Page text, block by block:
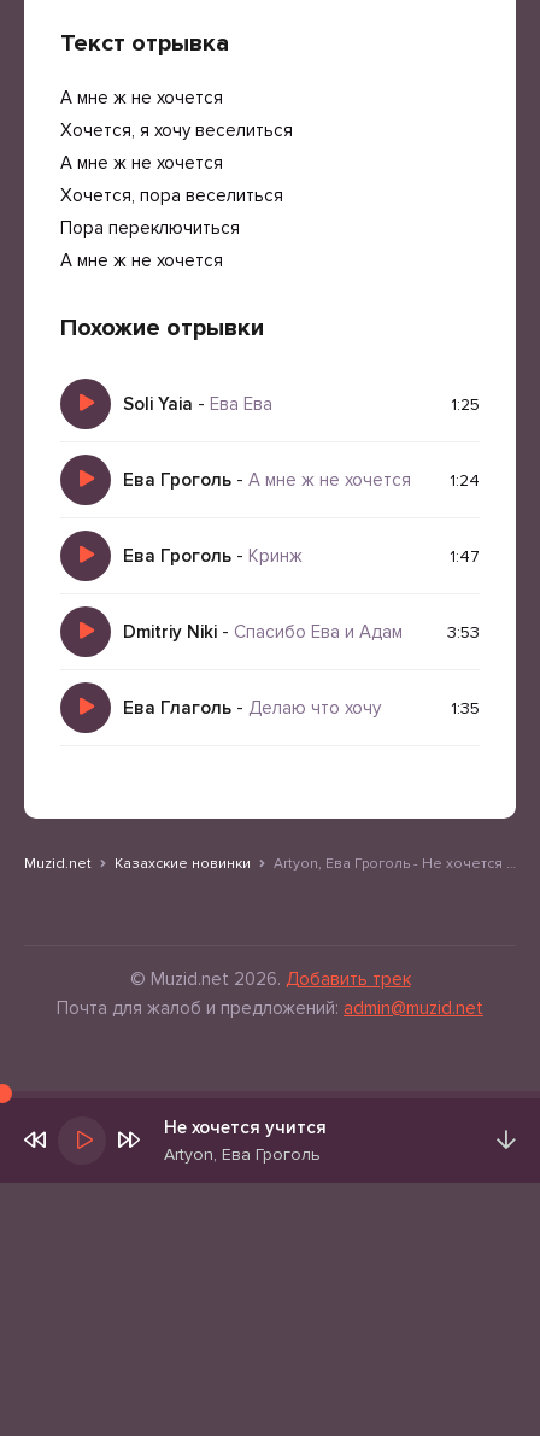
Текст отрывка
А мне ж не хочется
Хочется, я хочу веселиться
А мне ж не хочется
Хочется, пора веселиться
Пора переключиться
А мне ж не хочется
Похожие отрывки
Soli Yaia - Ева Ева 1:25
Ева Гроголь - А мне ж не хочется 1:24
Ева Гроголь - Кринж 1:47
Dmitriy Niki - Спасибо Ева и Адам 3:53
Ева Глаголь - Делаю что хочу 1:35
Muzid.net Казахские новинки Artyon, Ева Гроголь - Не хочется учится
© Muzid.net 2026. Добавить трек
Почта для жалоб и предложений: admin@muzid.net
Не хочется учится
Artyon, Ева Гроголь